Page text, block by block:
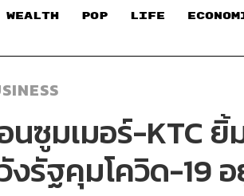
WEALTH POP LIFE
ซูมเมอร์-KTC
งรัฐคุมโควิด-19